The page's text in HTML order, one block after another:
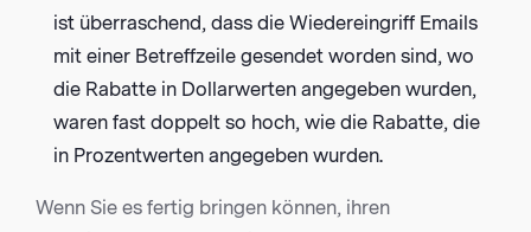
ist überraschend, dass die Wiedereingriff Emails
mit einer Betreffzeile gesendet worden sind, wo
die Rabatte in Dollarwerten angegeben wurden,
waren fast doppelt so hoch, wie die Rabatte, die
in Prozentwerten angegeben wurden.
Wenn Sie es fertig bringen können, ihren